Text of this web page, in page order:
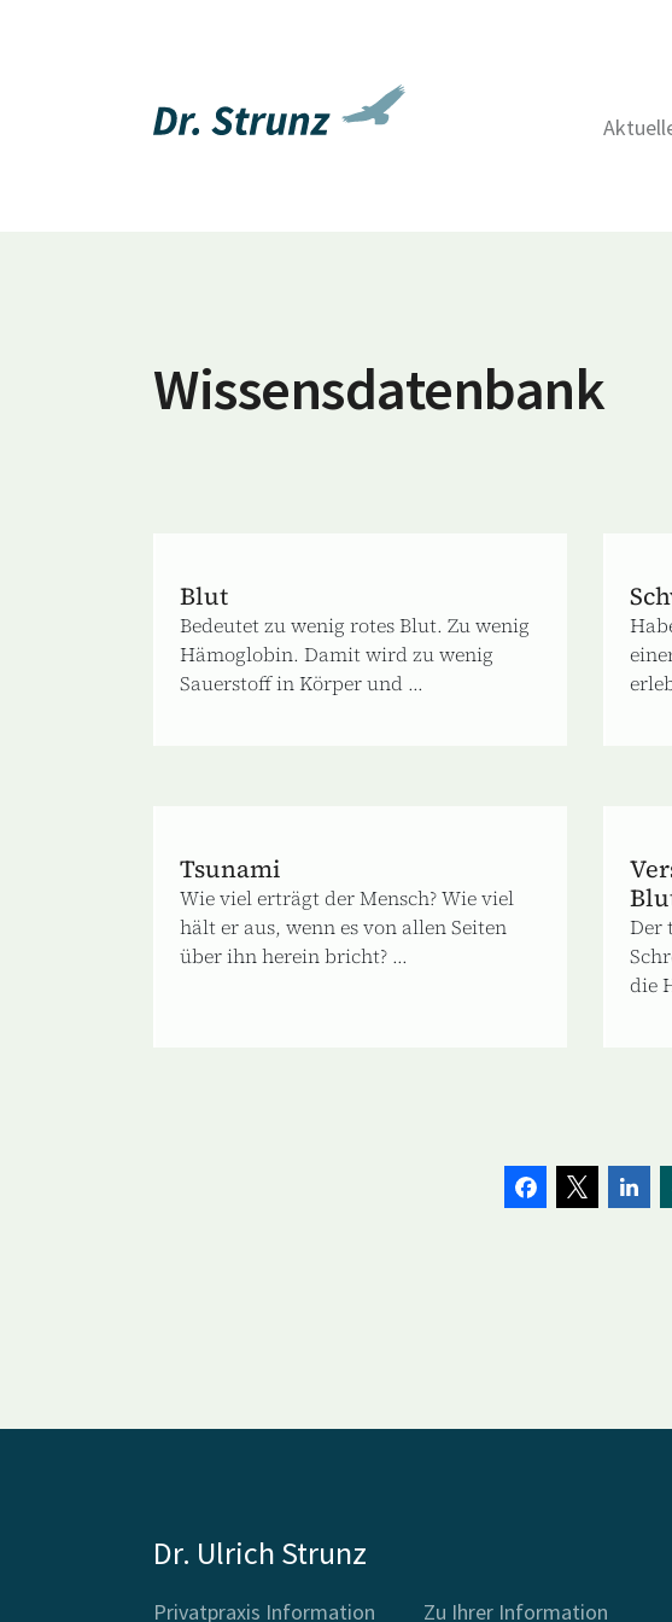
Wissensdatenbank
Blut
Bedeutet zu wenig rotes Blut. Zu wenig
Hämoglobin. Damit wird zu wenig
Sauerstoff in Körper und ...
Tsunami
Wie viel erträgt der Mensch? Wie viel
hält er aus, wenn es von allen Seiten
über ihn herein bricht? ...
Der
die
Dr. Ulrich Strunz
Privatpraxis Information Zu Ihrer Information